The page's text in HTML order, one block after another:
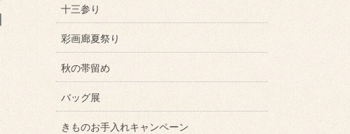
十三参り
彩画廊夏祭り
秋の帯留め
バッグ展
きものお手入れキャンペーン